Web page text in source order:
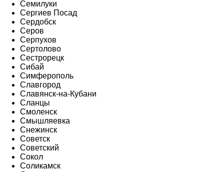
Семилуки
Сергиев Посад
Сердобск
Серов
Серпухов
Сертолово
Сестрорецк
Сибай
Симферополь
Славгород
Славянск-на-Кубани
Сланцы
Смоленск
Смышляевка
Снежинск
Советск
Советский
Сокол
Соликамск